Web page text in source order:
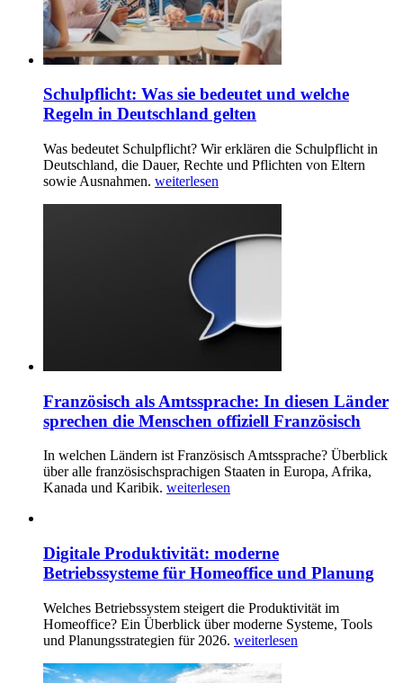
Schulpflicht: Was sie bedeutet und welche
Regeln in Deutschland gelten
Was bedeutet Schulpflicht? Wir erklären die Schulpflicht in
Deutschland, die Dauer, Rechte und Pflichten von Eltern
sowie Ausnahmen. weiterlesen
Französisch als Amtssprache: In diesen Länder
sprechen die Menschen offiziell Französisch
In welchen Ländern ist Französisch Amtssprache? Überblick
über alle französischsprachigen Staaten in Europa, Afrika,
Kanada und Karibik. weiterlesen
Digitale Produktivität: moderne
Betriebssysteme für Homeoffice und Planung
Welches Betriebssystem steigert die Produktivität im
Homeoffice? Ein Überblick über moderne Systeme, Tools
und Planungsstrategien für 2026. weiterlesen